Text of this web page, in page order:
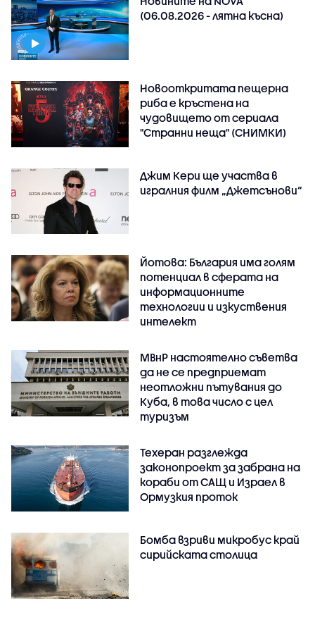
(06.08.2026 - лятна късна)
Новооткритата пещерна
риба е кръстена на
чудовището от сериала
"Странни неща" (СНИМКИ)
Джим Кери ще участва в
игралния филм „Джетсънови“
Йотова: България има голям
потенциал в сферата на
информационните
технологии и изкуствения
интелект
МВнР настоятелно съветва
да не се предприемат
неотложни пътувания до
Куба, в това число с цел
туризъм
Техеран разглежда
законопроект за забрана на
кораби от САЩ и Израел в
Ормузкия проток
Бомба взриви микробус край
сирийската столица